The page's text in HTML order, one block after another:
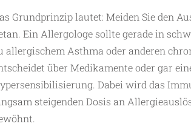
Grundprinzip lautet: Meiden Sie den
Ein Allergologe sollte gerade in
allergischem Asthma oder anderen
über Medikamente oder gar
Dabei wird das
steigenden Dosis an